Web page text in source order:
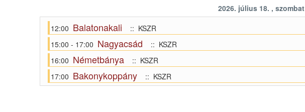
2026. július 18. , szombat
12:00 Balatonakali
:: KSZR
15:00 - 17:00 Nagyacsád
:: KSZR
16:00 Németbánya
:: KSZR
17:00 Bakonykoppány :: KSZR